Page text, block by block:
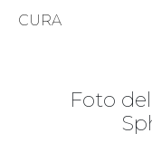
CURA
Foto